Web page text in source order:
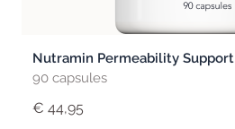
Nutramin Permeability Support
90 capsules
€ 44,95